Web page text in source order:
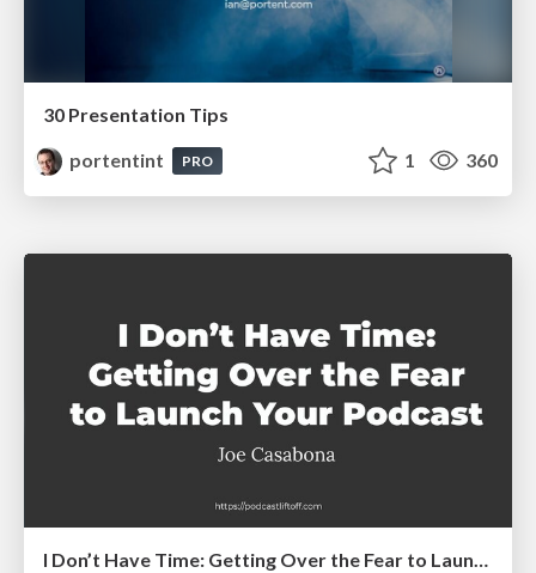
30 Presentation Tips
portentint
PRO 1 360
I Don’t Have Time: Getting Over the Fear to Launch Your Podcast